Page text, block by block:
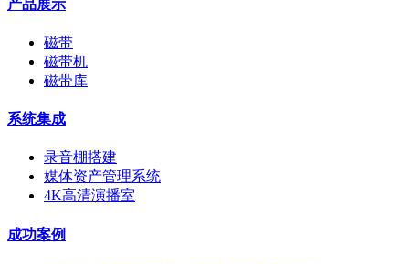
产品展示
磁带
磁带机
磁带库
系统集成
录音棚搭建
媒体资产管理系统
4K高清演播室
成功案例